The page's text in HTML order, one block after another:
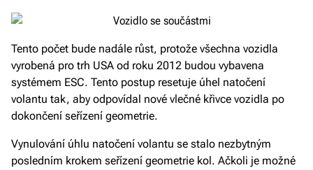
Tento počet bude nadále růst, protože všechna vozidla
vyrobená pro trh USA od roku 2012 budou vybavena
systémem ESC. Tento postup resetuje úhel natočení
volantu tak, aby odpovídal nové vlečné křivce vozidla po
dokončení seřízení geometrie.
Vynulování úhlu natočení volantu se stalo nezbytným
posledním krokem seřízení geometrie kol. Ačkoli je možné